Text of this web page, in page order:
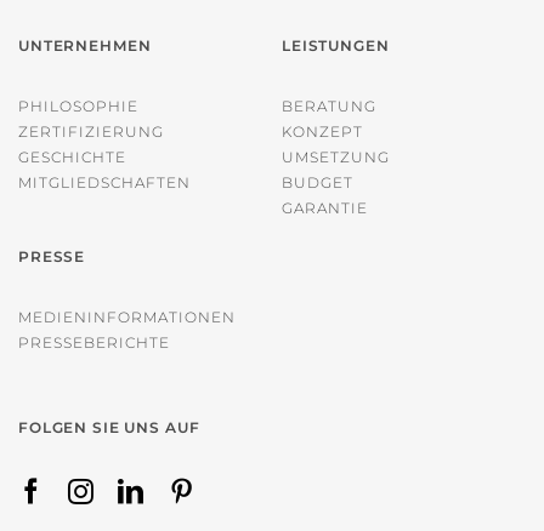
UNTERNEHMEN
PHILOSOPHIE
ZERTIFIZIERUNG
GESCHICHTE
MITGLIEDSCHAFTEN
LEISTUNGEN
BERATUNG
KONZEPT
UMSETZUNG
BUDGET
GARANTIE
PRESSE
MEDIENINFORMATIONEN
PRESSEBERICHTE
FOLGEN SIE UNS AUF